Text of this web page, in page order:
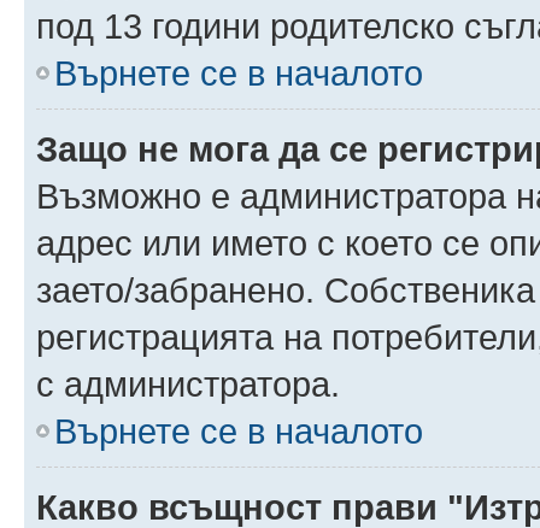
под 13 години родителско
Върнете се в началото
Защо не мога да се
Възможно е администратора
адрес или името с което се
заето/забранено.
регистрацията на
с администратора.
Върнете се в началото
Какво всъщност прави